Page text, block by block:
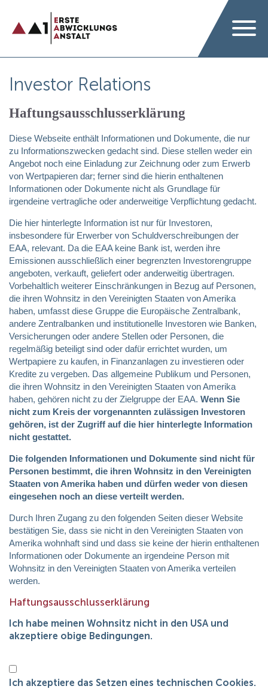
Investor Relations
Haftungsausschlusserklärung
Diese Webseite enthält Informationen und Dokumente, die nur
zu Informationszwecken gedacht sind. Diese stellen weder ein
Angebot noch eine Einladung zur Zeichnung oder zum Erwerb
von Wertpapieren dar; ferner sind die hierin enthaltenen
Informationen oder Dokumente nicht als Grundlage für
irgendeine vertragliche oder anderweitige Verpflichtung gedacht.
Die hier hinterlegte Information ist nur für Investoren,
insbesondere für Erwerber von Schuldverschreibungen der
EAA, relevant. Da die EAA keine Bank ist, werden ihre
Emissionen ausschließlich einer begrenzten Investorengruppe
angeboten, verkauft, geliefert oder anderweitig übertragen.
Vorbehaltlich weiterer Einschränkungen in Bezug auf Personen,
die ihren Wohnsitz in den Vereinigten Staaten von Amerika
haben, umfasst diese Gruppe die Europäische Zentralbank,
andere Zentralbanken und institutionelle Investoren wie Banken,
Versicherungen oder andere Stellen oder Personen, die
regelmäßig beteiligt sind oder dafür errichtet wurden, um
Wertpapiere zu kaufen, in Finanzanlagen zu investieren oder
Kredite zu vergeben. Das allgemeine Publikum und Personen,
die ihren Wohnsitz in den Vereinigten Staaten von Amerika
haben, gehören nicht zu der Zielgruppe der EAA. Wenn Sie
nicht zum Kreis der vorgenannten zulässigen Investoren
gehören, ist der Zugriff auf die hier hinterlegte Information
nicht gestattet.
Die folgenden Informationen und Dokumente sind nicht für
Personen bestimmt, die ihren Wohnsitz in den Vereinigten
Staaten von Amerika haben und dürfen weder von diesen
eingesehen noch an diese verteilt werden.
Durch Ihren Zugang zu den folgenden Seiten dieser Website
bestätigen Sie, dass sie nicht in den Vereinigten Staaten von
Amerika wohnhaft sind und dass sie keine der hierin enthaltenen
Informationen oder Dokumente an irgendeine Person mit
Wohnsitz in den Vereinigten Staaten von Amerika verteilen
werden.
Haftungsausschlusserklärung
Ich habe meinen Wohnsitz nicht in den USA und
akzeptiere obige Bedingungen.
Ich akzeptiere das Setzen eines technischen Cookies.